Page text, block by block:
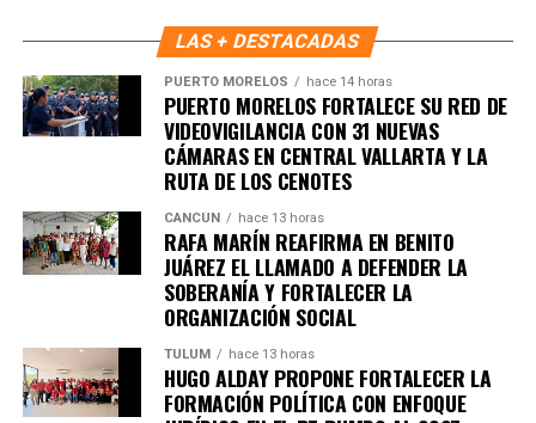
Fuente: 5to Poder Agencia de Noticias
LAS + DESTACADAS
PUERTO MORELOS hace 14 horas
PUERTO MORELOS FORTALECE SU RED DE
VIDEOVIGILANCIA CON 31 NUEVAS
CÁMARAS EN CENTRAL VALLARTA Y LA
RUTA DE LOS CENOTES
CANCÚN hace 13 horas
RAFA MARÍN REAFIRMA EN BENITO
JUÁREZ EL LLAMADO A DEFENDER LA
SOBERANÍA Y FORTALECER LA
ORGANIZACIÓN SOCIAL
TULUM hace 13 horas
HUGO ALDAY PROPONE FORTALECER LA
FORMACIÓN POLÍTICA CON ENFOQUE